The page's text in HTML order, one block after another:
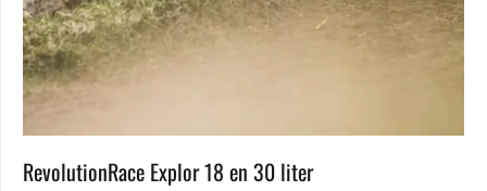
RevolutionRace Explor 18 en 30 liter